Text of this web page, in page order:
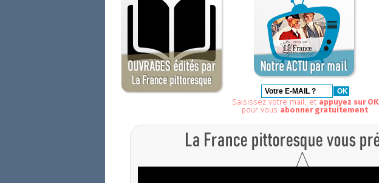
Saisissez votre mail, et appuyez sur OK
pour vous abonner gratuitement